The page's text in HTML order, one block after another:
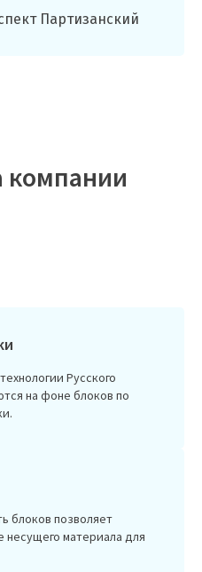
Партизанский
Русского
на фоне блоков по
блоков позволяет
несущего материала для